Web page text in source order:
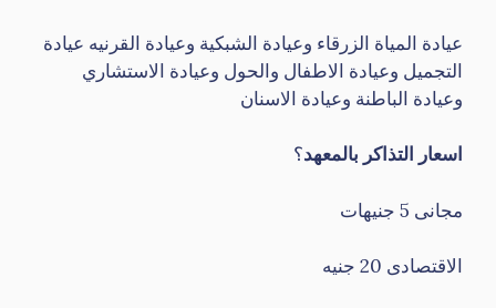
عيادة المياة الزرقاء وعيادة الشبكية وعيادة القرنيه عيادة
التجميل وعيادة الاطفال والحول وعيادة الاستشاري
وعيادة الباطنة وعيادة الاسنان
اسعار التذاكر بالمعهد؟
مجانى 5 جنيهات
الاقتصادى 20 جنيه